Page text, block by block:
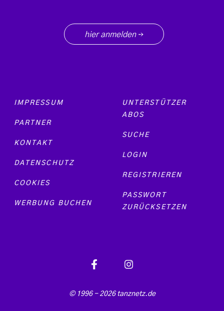
hier anmelden→
Footer menu
IMPRESSUM
PARTNER
KONTAKT
DATENSCHUTZ
COOKIES
WERBUNG BUCHEN
UNTERSTÜTZER
ABOS
SUCHE
LOGIN
REGISTRIEREN
PASSWORT
ZURÜCKSETZEN
© 1996 - 2026 tanznetz.de